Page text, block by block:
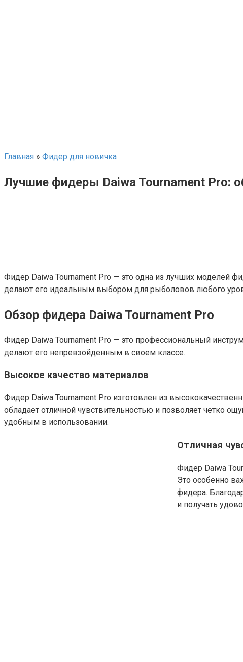
Главная » Фидер для новичка
Лучшие фидеры Daiwa Tournament Pro:
Фидер Daiwa Tournament Pro — это одна из лучших моделей
делают его идеальным выбором для рыболовов любого
Обзор фидера Daiwa Tournament Pro
Фидер Daiwa Tournament Pro — это профессиональный
делают его непревзойденным в своем классе.
Высокое качество материалов
Фидер Daiwa Tournament Pro изготовлен из
обладает отличной чувствительностью и позволяет четко
удобным в использовании.
Отличная
Фидер Daiwa
Это особенно
фидера.
и получать